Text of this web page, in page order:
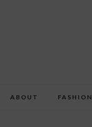
ABOUT FASHION